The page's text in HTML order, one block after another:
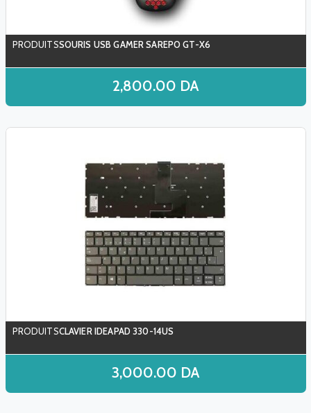
SOURIS USB GAMER SAREPO GT-X6
2,800.00 DA
CLAVIER IDEAPAD 330-14US
3,000.00 DA